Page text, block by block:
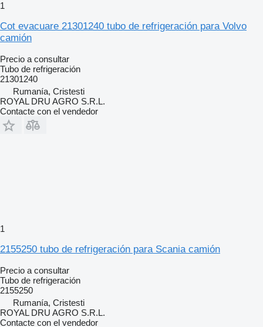
1
Cot evacuare 21301240 tubo de refrigeración para Volvo
camión
Precio a consultar
Tubo de refrigeración
21301240
Rumanía, Cristesti
ROYAL DRU AGRO S.R.L.
Contacte con el vendedor
1
2155250 tubo de refrigeración para Scania camión
Precio a consultar
Tubo de refrigeración
2155250
Rumanía, Cristesti
ROYAL DRU AGRO S.R.L.
Contacte con el vendedor